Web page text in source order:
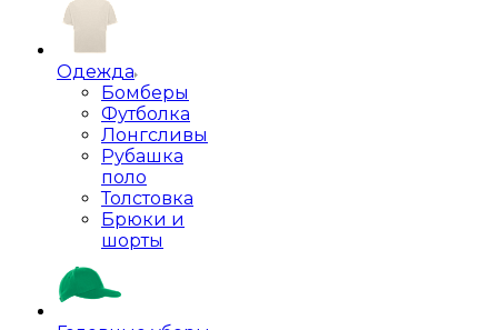
Одежда
Бомберы
Футболка
Лонгсливы
Рубашка
поло
Толстовка
Брюки и
шорты